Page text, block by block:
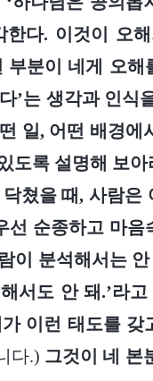
한다. 이것이 오
부분이 네게 오
’는 생각과 인
일, 어떤 배경
도록 설명해 보
쳤을 때, 사람은
선 순종하고 마음
이 분석해서는
서도 안 돼.’라
이런 태도를
다.) 그것이 네 본